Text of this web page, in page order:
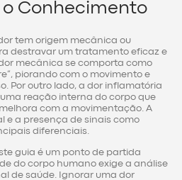
o Conhecimento
tem origem mecânica ou
destravar um tratamento eficaz e
mecânica se comporta como
piorando com o movimento e
Por outro lado, a dor inflamatória
reação interna do corpo que
com a movimentação. A
e a presença de sinais como
diferenciais.
guia é um ponto de partida
do corpo humano exige a análise
de saúde. Ignorar uma dor